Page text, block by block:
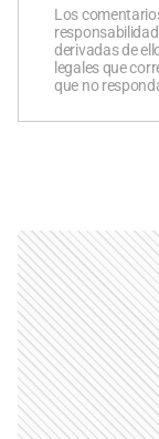
Los
derivadas de
legales que
que no